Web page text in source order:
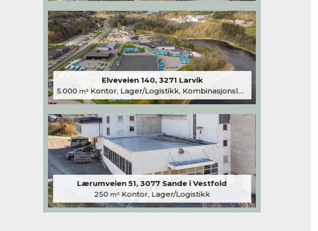
Elveveien 140, 3271 Larvik
5.000 m²Kontor, Lager/Logistikk, Kombinasjonslokaler
Lærumveien 51, 3077 Sande i Vestfold
250 m² Kontor, Lager/Logistikk